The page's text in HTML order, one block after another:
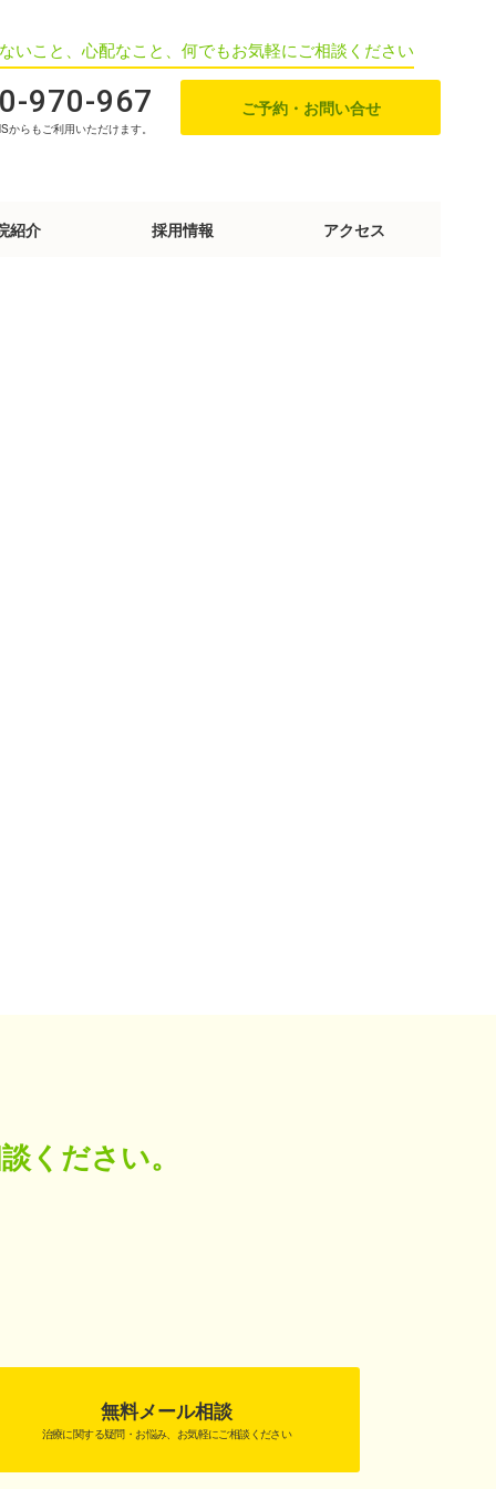
いこと、心配なこと、何でもお気軽にご相談ください
970-967
からもご利用いただけます。
ご予約・お問い合せ
紹介 採用情報 アクセス
ください。
無料メール相談
治療に関する疑問・お悩み、お気軽にご相談ください